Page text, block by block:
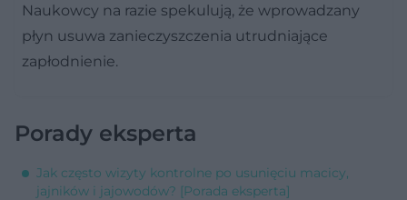
Naukowcy na razie spekulują, że wprowadzany
płyn usuwa zanieczyszczenia utrudniające
zapłodnienie.
Porady eksperta
Jak często wizyty kontrolne po usunięciu macicy,
jajników i jajowodów? [Porada eksperta]